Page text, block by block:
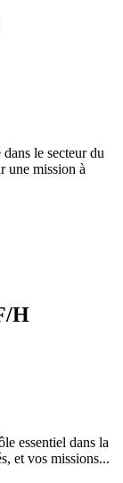
le secteur du
une mission à
H
essentiel dans la
et vos missions...